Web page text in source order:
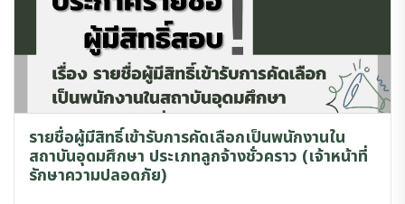
รายชื่อผู้มีสิทธิ์เข้ารับการคัดเลือกเป็นพนักงานใน
สถาบันอุดมศึกษา ประเภทลูกจ้างชั่วคราว (เจ้าหน้าที่
รักษาความปลอดภัย)